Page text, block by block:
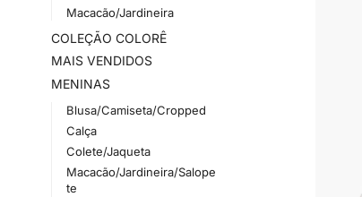
Macacão/Jardineira
COLEÇÃO COLORÊ
MAIS VENDIDOS
MENINAS
Blusa/Camiseta/Cropped
Calça
Colete/Jaqueta
Macacão/Jardineira/Salope
te